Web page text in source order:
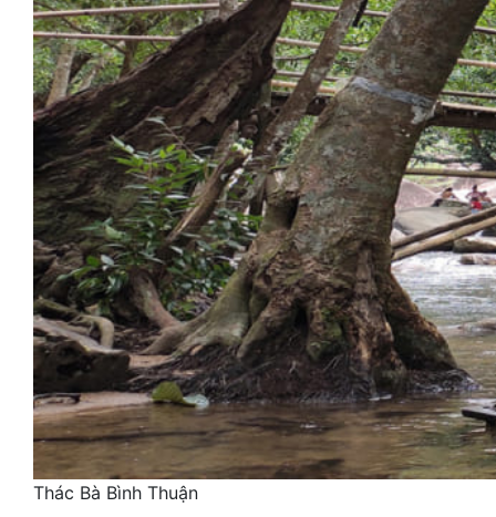
Thác Bà Bình Thuận